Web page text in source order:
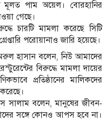
মূলত পাম অয়েল। বোরহানির
গেছে।
চারটি মামলা করেছে সিটি
পরোয়ানাও জারি হয়েছে।
হাসান বলেন, নিউ আমাদের
বিরুদ্ধে মামলা দায়ের
প্রতিষ্ঠানের মালিকদের
সালাম বলেন, মানুষের জীবন-
সঙ্গে কোনও আপস হবে না।